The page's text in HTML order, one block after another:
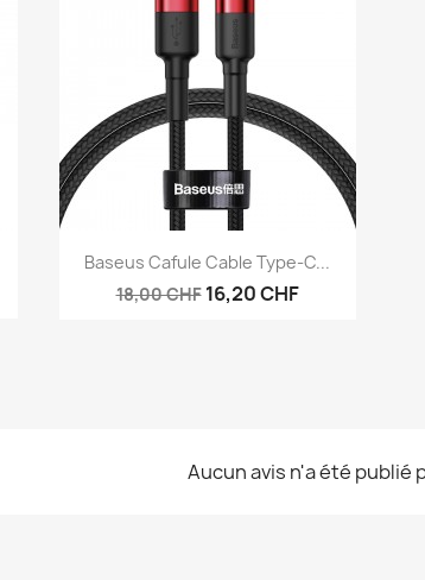
Aperçu rapide
Baseus Cafule Cable Type-C...
18,00 CHF 16,20 CHF
Aucun avis n'a été publié